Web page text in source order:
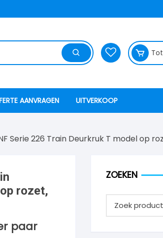
AANVRAGEN UITVERKOOP
Serie 226 Train Deurkruk T model op
rozet,
paar
ZOEKEN